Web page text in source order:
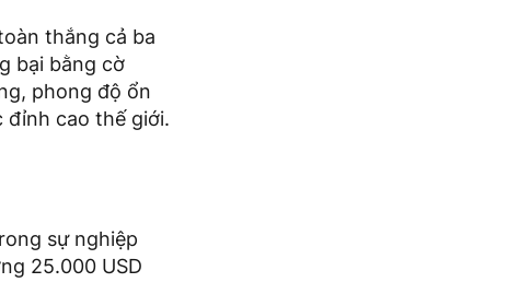
thắng cả ba
bại bằng cờ
phong độ ổn
cao thế giới.
sự nghiệp
25.000 USD